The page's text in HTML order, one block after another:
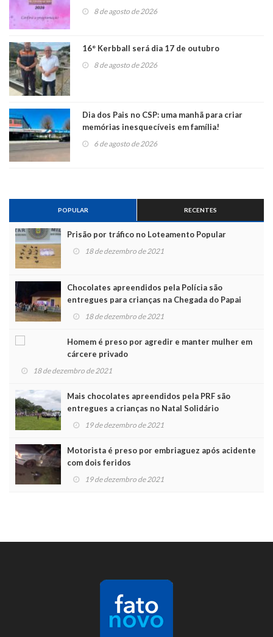
8 de agosto de 2026
16° Kerbball será dia 17 de outubro
8 de agosto de 2026
Dia dos Pais no CSP: uma manhã para criar
memórias inesquecíveis em família!
6 de agosto de 2026
POPULAR RECENTES
Prisão por tráfico no Loteamento Popular
18 de dezembro de 2021
Chocolates apreendidos pela Polícia são
entregues para crianças na Chegada do Papai
Noel
18 de dezembro de 2021
Homem é preso por agredir e manter mulher em
cárcere privado
18 de dezembro de 2021
Mais chocolates apreendidos pela PRF são
entregues a crianças no Natal Solidário
19 de dezembro de 2021
Motorista é preso por embriaguez após acidente
com dois feridos
19 de dezembro de 2021